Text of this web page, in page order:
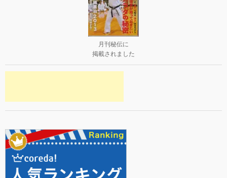
月刊秘伝に
掲載されました